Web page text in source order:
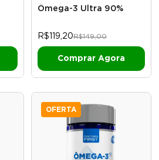
Ômega-3 Ultra 90%
R$119,20R$149,00
OFERTA